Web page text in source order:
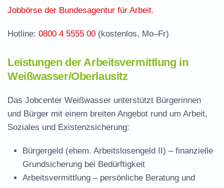
Jobbörse der Bundesagentur für Arbeit.
Hotline: 0800 4 5555 00 (kostenlos, Mo–Fr)
Leistungen der Arbeitsvermittlung in
Weißwasser/Oberlausitz
Das Jobcenter Weißwasser unterstützt Bürgerinnen
und Bürger mit einem breiten Angebot rund um Arbeit,
Soziales und Existenzsicherung:
Bürgergeld (ehem. Arbeitslosengeld II) – finanzielle
Grundsicherung bei Bedürftigkeit
Arbeitsvermittlung – persönliche Beratung und